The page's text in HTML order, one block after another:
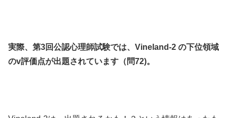
実際、第3回公認心理師試験では、Vineland-2 の下位領域
のv評価点が出題されています（問72)。